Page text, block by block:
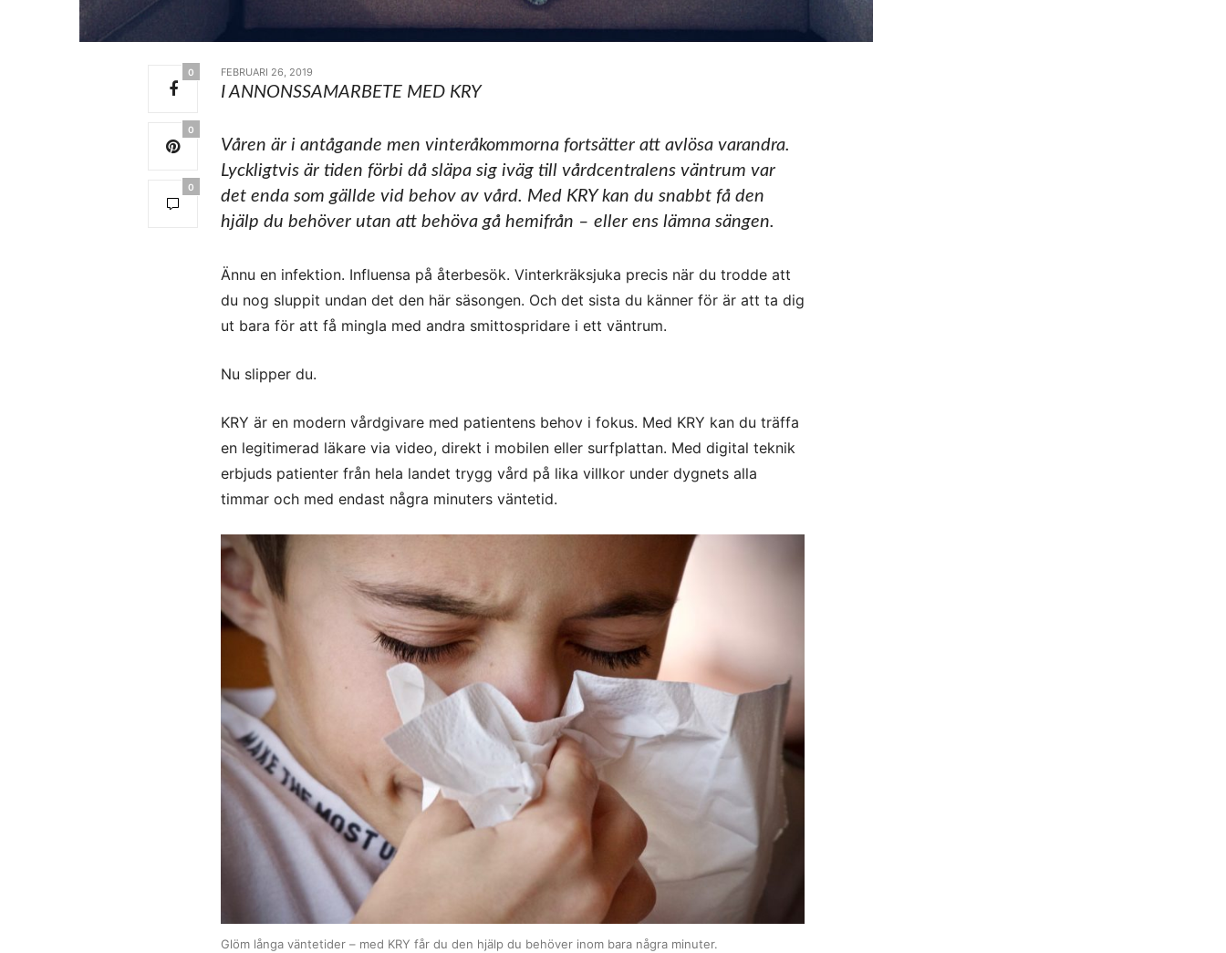
0
0
0
FEBRUARI 26, 2019
I ANNONSSAMARBETE MED KRY
Våren är i antågande men vinteråkommorna fortsätter att avlösa varandra.
Lyckligtvis är tiden förbi då släpa sig iväg till vårdcentralens väntrum var
det enda som gällde vid behov av vård. Med KRY kan du snabbt få den
hjälp du behöver utan att behöva gå hemifrån – eller ens lämna sängen.
Ännu en infektion. Influensa på återbesök. Vinterkräksjuka precis när du trodde att
du nog sluppit undan det den här säsongen. Och det sista du känner för är att ta dig
ut bara för att få mingla med andra smittospridare i ett väntrum.
Nu slipper du.
KRY är en modern vårdgivare med patientens behov i fokus. Med KRY kan du träffa
en legitimerad läkare via video, direkt i mobilen eller surfplattan. Med digital teknik
erbjuds patienter från hela landet trygg vård på lika villkor under dygnets alla
timmar och med endast några minuters väntetid.
Glöm långa väntetider – med KRY får du den hjälp du behöver inom bara några minuter.